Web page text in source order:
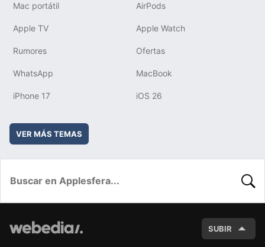
Mac portátil AirPods
Apple TV Apple Watch
Rumores Ofertas
WhatsApp MacBook
iPhone 17 iOS 26
VER MÁS TEMAS
SUBIR